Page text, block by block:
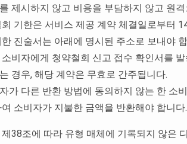
제시하지 않고 비용을 부담하지 않고 원
기한은 서비스 제공 계약 체결일로부터
진술서는 아래에 명시된 주소로 보내야
비자에게 청약철회 신고 접수 확인서를
경우, 해당 계약은 무효로 간주됩니다.
가 다른 반환 방법에 동의하지 않는 한 소
소비자가 지불한 금액을 반환해야 합니다.
38조에 따라 유형 매체에 기록되지 않은